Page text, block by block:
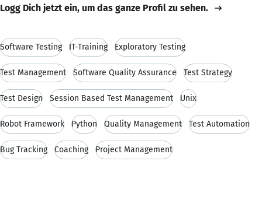
Logg Dich jetzt ein, um das ganze Profil zu sehen.
Software Testing IT-Training Exploratory Testing
Test Management Software Quality Assurance Test Strategy
Test Design Session Based Test Management Unix
Robot Framework Python Quality Management Test Automation
Bug Tracking Coaching Project Management